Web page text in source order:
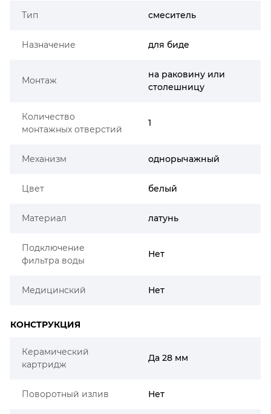
Тип смеситель
Назначение для биде
Монтаж
на раковину или
столешницу
Количество
монтажных отверстий
1
Механизм однорычажный
Цвет белый
Материал латунь
Подключение
фильтра воды
Нет
Медицинский Нет
КОНСТРУКЦИЯ
Керамический
картридж
Да 28 мм
Поворотный излив Нет